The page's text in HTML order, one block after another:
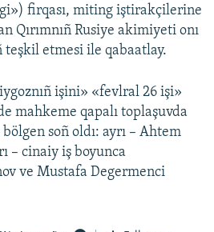
firqası, miting iştirakçilerine
Qırımnıñ Rusiye akimiyeti onı
teşkil etmesi ile qabaatlay.
işini» «fevlral 26 işi»
mahkeme qapalı toplaşuvda
soñ oldı: ayrı – Ahtem
– cinaiy iş boyunca
ve Mustafa Degermenci